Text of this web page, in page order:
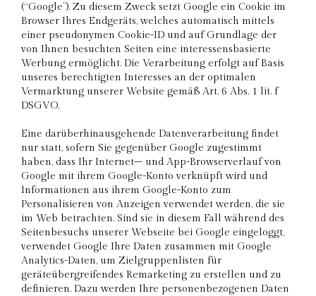
(“Google”). Zu diesem Zweck setzt Google ein Cookie im
Browser Ihres Endgeräts, welches automatisch mittels
einer pseudonymen Cookie-ID und auf Grundlage der
von Ihnen besuchten Seiten eine interessensbasierte
Werbung ermöglicht. Die Verarbeitung erfolgt auf Basis
unseres berechtigten Interesses an der optimalen
Vermarktung unserer Website gemäß Art. 6 Abs. 1 lit. f
DSGVO.
Eine darüberhinausgehende Datenverarbeitung findet
nur statt, sofern Sie gegenüber Google zugestimmt
haben, dass Ihr Internet– und App-Browserverlauf von
Google mit ihrem Google-Konto verknüpft wird und
Informationen aus ihrem Google-Konto zum
Personalisieren von Anzeigen verwendet werden, die sie
im Web betrachten. Sind sie in diesem Fall während des
Seitenbesuchs unserer Webseite bei Google eingeloggt,
verwendet Google Ihre Daten zusammen mit Google
Analytics-Daten, um Zielgruppenlisten für
geräteübergreifendes Remarketing zu erstellen und zu
definieren. Dazu werden Ihre personenbezogenen Daten